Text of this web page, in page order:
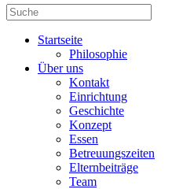
Startseite
Philosophie
Über uns
Kontakt
Einrichtung
Geschichte
Konzept
Essen
Betreuungszeiten
Elternbeiträge
Team